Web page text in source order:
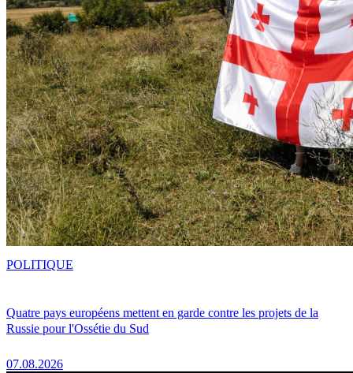
Quatre pays européens mettent en garde contre les projets de la
Russie pour l'Ossétie du Sud
07.08.2026
POLITIQUE